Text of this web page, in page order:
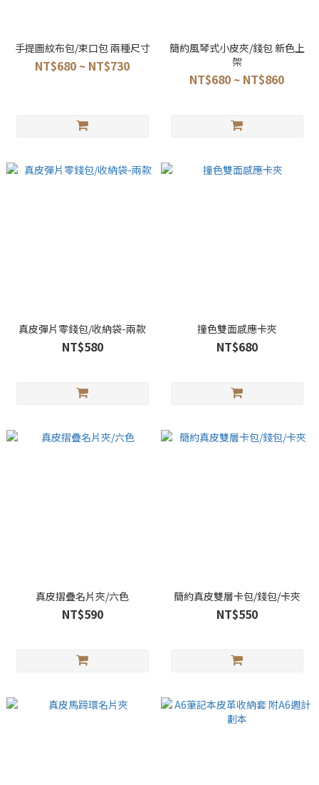
手提圖紋布包/束口包 兩種尺寸
NT$680 ~ NT$730
簡約風琴式小皮夾/錢包 新色上
架
NT$680 ~ NT$860
真皮彈片零錢包/收納袋-兩款
NT$580
撞色雙面感應卡夾
NT$680
真皮摺疊名片夾/六色
NT$590
簡約真皮雙層卡包/錢包/卡夾
NT$550